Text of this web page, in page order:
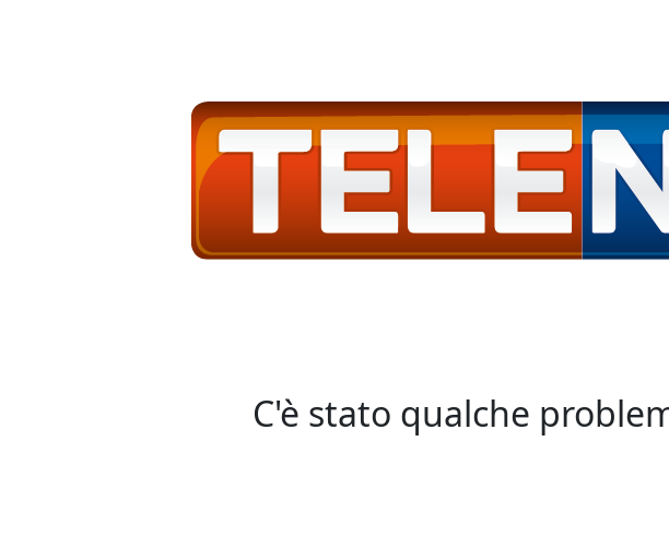
C'è stato qualche